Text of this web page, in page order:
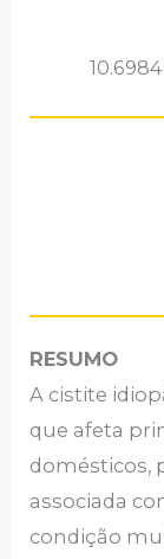
RESUMO
A cistite
que afeta
domésticos,
associada
condição